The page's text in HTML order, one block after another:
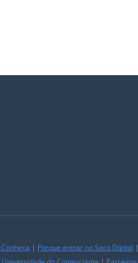
Conheça | Porque entrar no Saco Digital |